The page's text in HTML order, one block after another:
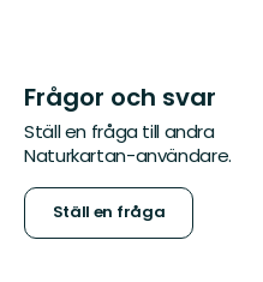
Frågor och svar
Ställ en fråga till andra
Naturkartan-användare.
Ställ en fråga